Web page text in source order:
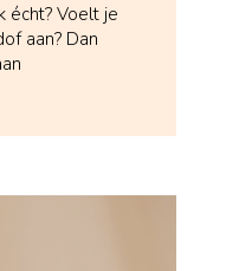
écht? Voelt je
aan? Dan